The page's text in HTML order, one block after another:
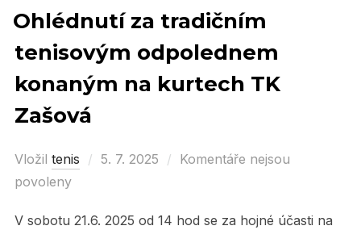
Ohlédnutí za tradičním
tenisovým odpolednem
konaným na kurtech TK
Zašová
Vložil tenis
Posted
5. 7. 2025
Komentáře nejsou
povoleny
V sobotu 21.6. 2025 od 14 hod se za hojné účasti na